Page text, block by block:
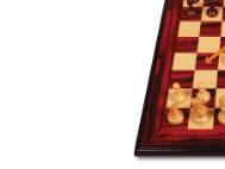
SCHACH ONLINE
SCHACH-MERCH
SCHACH GESCHENKE